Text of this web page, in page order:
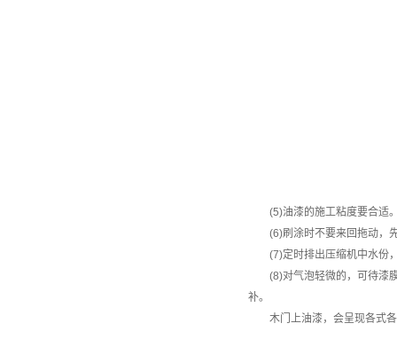
(5)油漆的施工粘度要合适
(6)刷涂时不要来回拖动，先
(7)定时排出压缩机中水份
(8)对气泡轻微的，可待漆膜
补。
木门上油漆，会呈现各式各